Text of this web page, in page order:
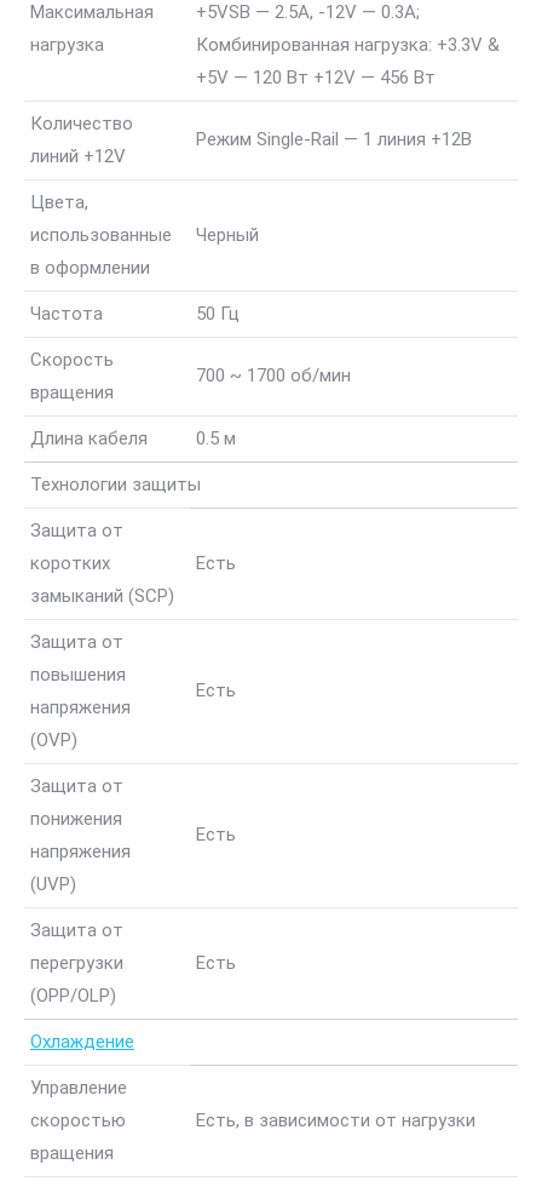
Максимальная
нагрузка
+5VSB — 2.5A, -12V — 0.3A;
Комбинированная нагрузка: +3.3V &
+5V — 120 Вт +12V — 456 Вт
Количество
линий +12V
Режим Single-Rail — 1 линия +12В
Цвета,
использованные
в оформлении
Черный
Частота 50 Гц
Скорость
вращения
700 ~ 1700 об/мин
Длина кабеля 0.5 м
Технологии защиты
Защита от
коротких
замыканий (SCP)
Есть
Защита от
повышения
напряжения
(OVP)
Есть
Защита от
понижения
напряжения
(UVP)
Есть
Защита от
перегрузки
(OPP/OLP)
Есть
Охлаждение
Управление
скоростью
вращения
Есть, в зависимости от нагрузки